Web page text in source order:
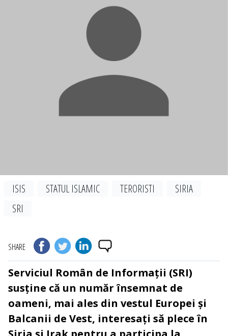
ISIS STATUL ISLAMIC TERORISTI
SIRIA
SRI
SHARE
Serviciul Român de Informații (SRI)
susține că un număr însemnat de
oameni, mai ales din vestul Europei și
Balcanii de Vest, interesați să plece în